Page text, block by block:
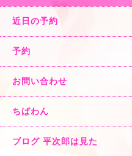
近日の予約
予約
お問い合わせ
ちばわん
ブログ 平次郎は見た